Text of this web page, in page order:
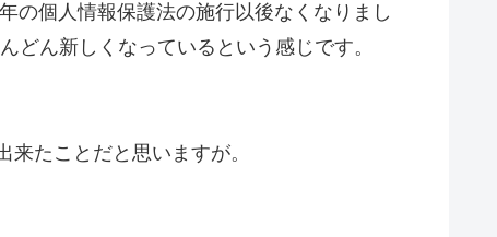
の個人情報保護法の施行以後なくなりまし
どん新しくなっているという感じです。
たことだと思いますが。